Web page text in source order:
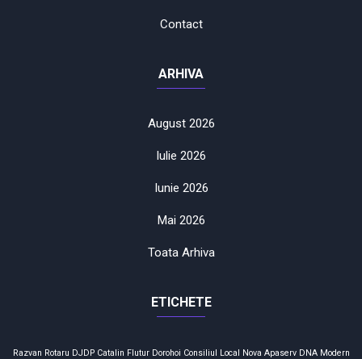
Contact
ARHIVA
August 2026
Iulie 2026
Iunie 2026
Mai 2026
Toata Arhiva
ETICHETE
Razvan Rotaru DJDP Catalin Flutur Dorohoi Consiliul Local Nova Apaserv DNA Modern